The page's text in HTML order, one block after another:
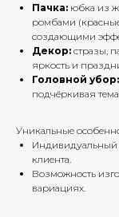
Пачка: юбка из
ромбами
создающими
Декор: стразы,
яркость и
Головной убор:
подчёркивая
Уникальные
Индивидуальный
клиента.
Возможность
вариациях.